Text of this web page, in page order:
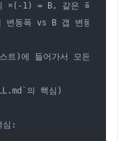
×(-1) = B, 같은 폭 반대
동폭 vs B 갭 변동폭 →
트)에 들어가서 모든 자문
의 핵심)
심: